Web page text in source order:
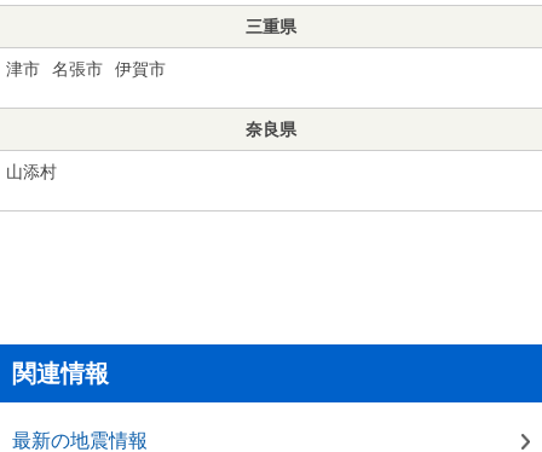
三重県
津市 名張市 伊賀市
奈良県
山添村
関連情報
最新の地震情報